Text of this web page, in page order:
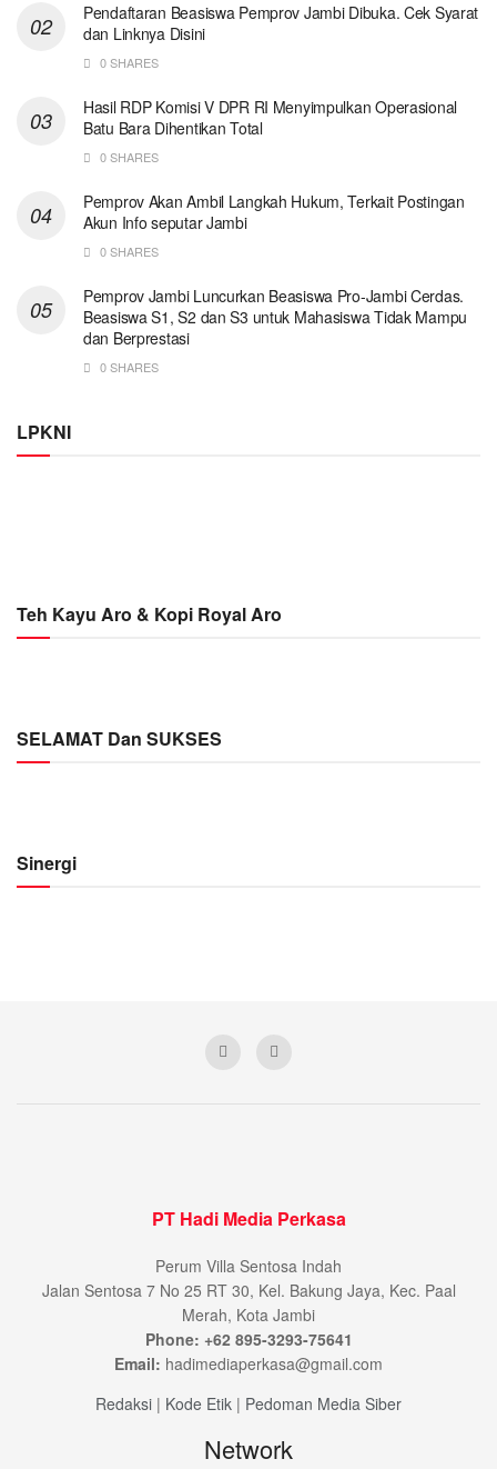
Pendaftaran Beasiswa Pemprov Jambi Dibuka. Cek Syarat
dan Linknya Disini
0 SHARES
Hasil RDP Komisi V DPR RI Menyimpulkan Operasional
Batu Bara Dihentikan Total
0 SHARES
Pemprov Akan Ambil Langkah Hukum, Terkait Postingan
Akun Info seputar Jambi
0 SHARES
Pemprov Jambi Luncurkan Beasiswa Pro-Jambi Cerdas.
Beasiswa S1, S2 dan S3 untuk Mahasiswa Tidak Mampu
dan Berprestasi
0 SHARES
LPKNI
Teh Kayu Aro & Kopi Royal Aro
SELAMAT Dan SUKSES
Sinergi
PT Hadi Media Perkasa
Perum Villa Sentosa Indah
Jalan Sentosa 7 No 25 RT 30, Kel. Bakung Jaya, Kec. Paal
Merah, Kota Jambi
Phone: +62 895-3293-75641
Email: hadimediaperkasa@gmail.com
Redaksi | Kode Etik | Pedoman Media Siber
Network